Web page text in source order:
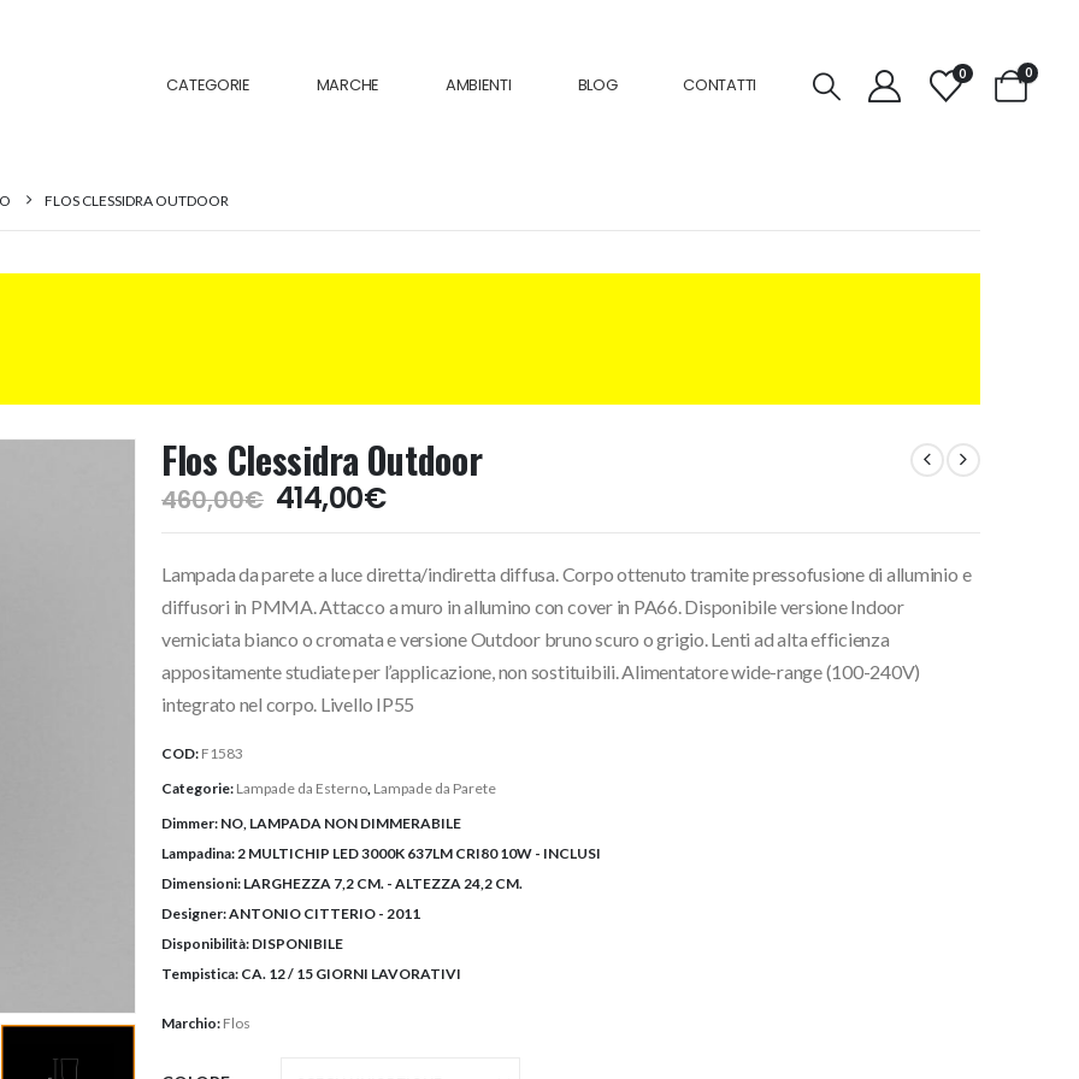
CATEGORIE MARCHE AMBIENTI BLOG CONTATTI
0 0
FLOS CLESSIDRA OUTDOOR
Flos Clessidra Outdoor
460,00€ Il
prezzo
era:
460,00€.
414,00€Il
prezzo
è:
414,00€.
Lampada da parete a luce diretta/indiretta diffusa. Corpo ottenuto tramite pressofusione di alluminio e
diffusori in PMMA. Attacco a muro in allumino con cover in PA66. Disponibile versione Indoor
verniciata bianco o cromata e versione Outdoor bruno scuro o grigio. Lenti ad alta efficienza
appositamente studiate per l’applicazione, non sostituibili. Alimentatore wide-range (100-240V)
integrato nel corpo. Livello IP55
COD: F1583
Categorie: Lampade da Esterno Lampade da Parete
Dimmer: NO, LAMPADA NON DIMMERABILE
Lampadina: 2 MULTICHIP LED 3000K 637LM CRI80 10W - INCLUSI
Dimensioni: LARGHEZZA 7,2 CM. - ALTEZZA 24,2 CM.
Designer:ANTONIO CITTERIO - 2011
Disponibilità: DISPONIBILE
Tempistica: CA. 12 / 15 GIORNI LAVORATIVI
Marchio: Flos